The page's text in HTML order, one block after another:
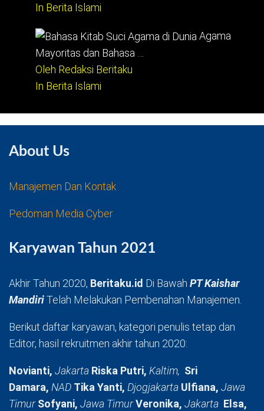
In Berita Islami
Agama
Mayoritas dan Bahasa …
Oleh Redaksi Beritaku
In Berita Islami
About Us
Manajemen Dan Kontak
Pedoman Media Cyber
Karyawan Tahun 2021
Akhir Tahun 2020, Beritaku.id Di Bawah PT Kaishar
MandiriTelah Melakukan Pembenahan Manajemen.
Berikut daftar karyawan, kategori penulis tetap dan
Editor, hasil rekruitmen akhir tahun 2020:
Novianti, Jakarta Riska Putri, Kaltim, Sri
Damara, NAD Tika Yanti, Djogjakarta Ulfiana, Jawa
TimurSofyani, Jawa TimurVeronika, Jakarta Elsa,